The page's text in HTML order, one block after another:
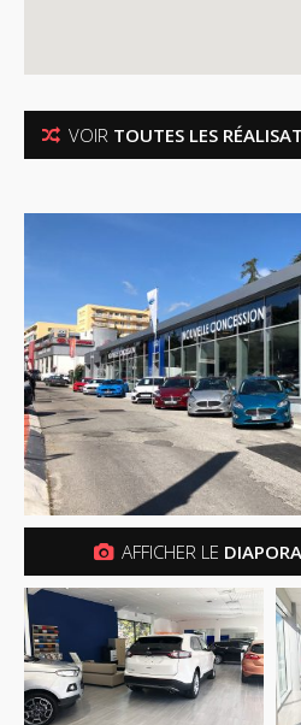
VOIR TOUTES LES
AFFICHER LE